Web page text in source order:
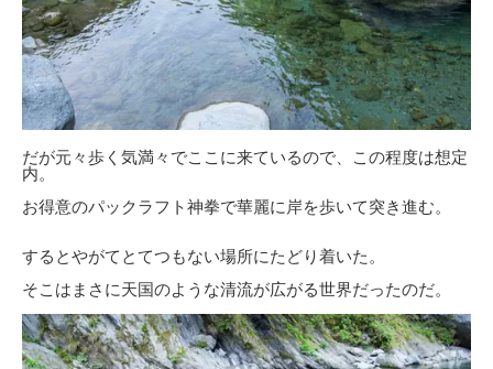
だが元々歩く気満々でここに来ているので、この程度は想定
内。
お得意のパックラフト神拳で華麗に岸を歩いて突き進む。
するとやがてとてつもない場所にたどり着いた。
そこはまさに天国のような清流が広がる世界だったのだ。